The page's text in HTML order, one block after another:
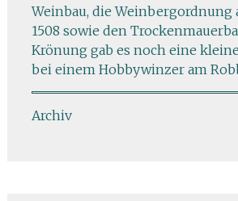
Weinbau, die Weinbergordnung
1508 sowie den
Krönung gab es noch eine
bei einem Hobbywinzer am
Archiv